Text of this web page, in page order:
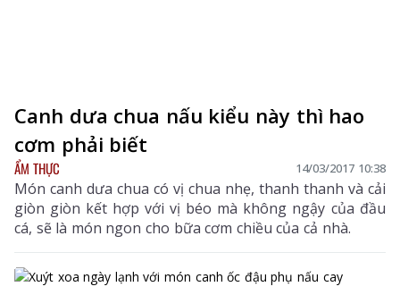
Canh dưa chua nấu kiểu này thì hao
cơm phải biết
ẨM THỰC 14/03/2017 10:38
Món canh dưa chua có vị chua nhẹ, thanh thanh và cải
giòn giòn kết hợp với vị béo mà không ngậy của đầu
cá, sẽ là món ngon cho bữa cơm chiều của cả nhà.